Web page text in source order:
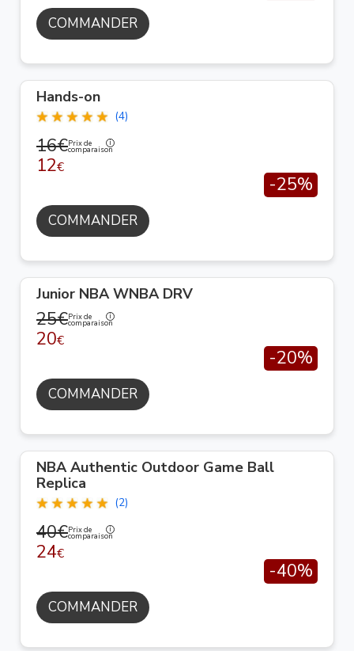
COMMANDER
Hands-on
(4)
16€Prix de
comparaison
12€
-25%
COMMANDER
Junior NBA WNBA DRV
25€Prix de
comparaison
20€
-20%
COMMANDER
NBA Authentic Outdoor Game Ball
Replica
(2)
40€Prix de
comparaison
24€
-40%
COMMANDER